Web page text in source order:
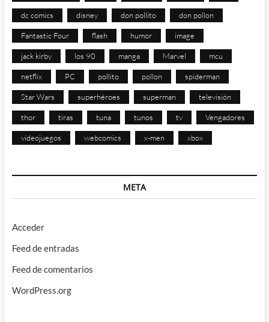
dc comics disney don pollito don pollon
Fantastic Four flash humor image
jack kirby los 90 manga Marvel mcu
netflix PC pollito pollon spiderman
Star Wars superhéroes superman televisión
thor tiras tuna tunos tv Vengadores
videojuegos webcomics x-men xbox
META
Acceder
Feed de entradas
Feed de comentarios
WordPress.org